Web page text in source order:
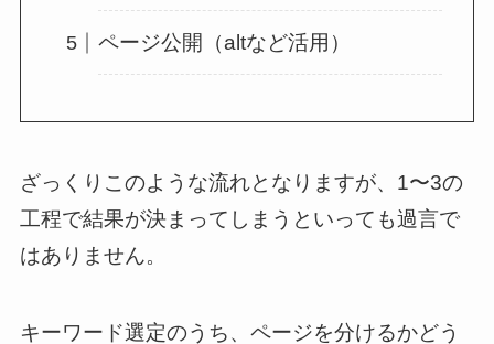
ページ公開（altなど活用）
ざっくりこのような流れとなりますが、1〜3の
工程で結果が決まってしまうといっても過言で
はありません。
キーワード選定のうち、ページを分けるかどう